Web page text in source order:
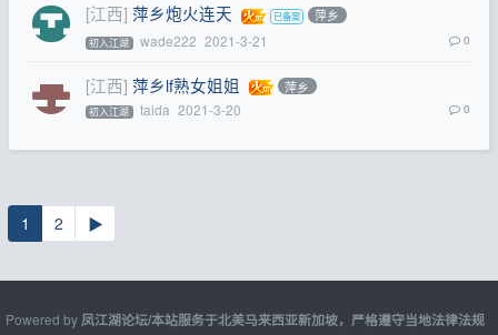
[江西] 萍乡炮火连天 萍乡
初入江湖 wade222 2021-3-21 0
[江西] 萍乡lf熟女姐姐 萍乡
初入江湖 taida 2021-3-20 0
1 2 ▶
Powered by 凤江湖论坛/本站服务于北美马来西亚新加坡，严格遵守当地法律法规